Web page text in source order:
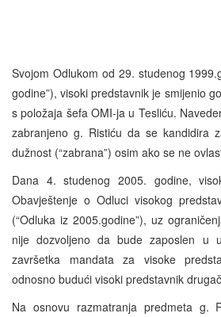
Svojom Odlukom od 29. studenog
godine”), visoki predstavnik je smijenio
s položaja šefa OMI-ja u Tesliću.
zabranjeno g. Ristiću da se kandidira
dužnost (“zabrana”) osim ako se ne
Dana 4. studenog 2005. godine,
Obavještenje o Odluci visokog
(“Odluka iz 2005.godine”), uz
nije dozvoljeno da bude zaposlen u
završetka mandata za visoke
odnosno budući visoki predstavnik
Na osnovu razmatranja predmeta g.